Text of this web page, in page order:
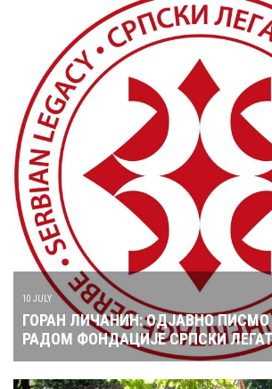
10 JULY
ГОРАН ЛИЧАНИН: ОДЈАВНО ПИСМО
РАДОМ ФОНДАЦИЈЕ СРПСКИ ЛЕГАТ